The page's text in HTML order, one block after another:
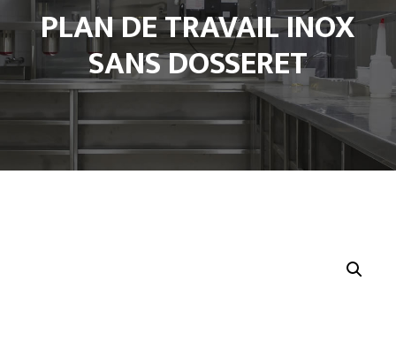
PLAN DE TRAVAIL INOX
SANS DOSSERET